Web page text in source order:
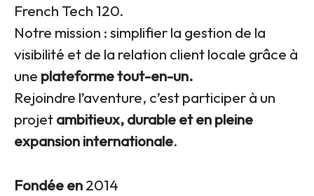
French Tech 120.
Notre mission : simplifier la gestion de la
visibilité et de la relation client locale grâce à
une plateforme tout-en-un.
Rejoindre l’aventure, c’est participer à un
projetambitieux, durable et en pleine
expansion internationale.
Fondée en2014